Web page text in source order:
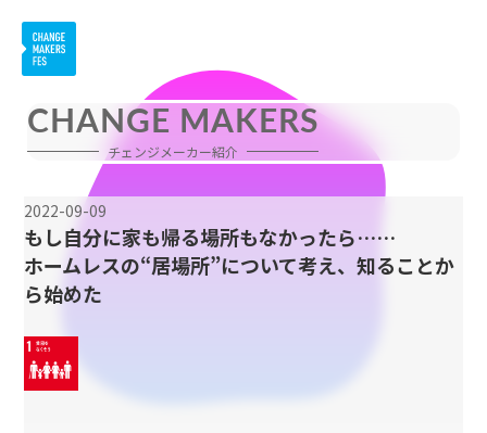
CHANGE MAKERS
チェンジメーカー紹介
2022-09-09
もし自分に家も帰る場所もなかったら……
ホームレスの“居場所”について考え、知ることか
ら始めた